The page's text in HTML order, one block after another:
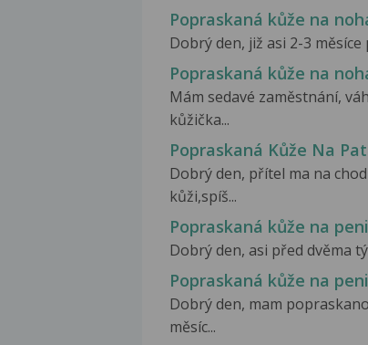
Popraskaná kůže na
Dobrý den, již asi 2-3
Popraskaná kůže na
Mám sedavé zaměstnání,
kůžička...
Popraskaná Kůže Na
Dobrý den, přítel ma na
kůži,spíš...
Popraskaná kůže na
Dobrý den, asi před dvěma
Popraskaná kůže na
Dobrý den, mam
měsíc...